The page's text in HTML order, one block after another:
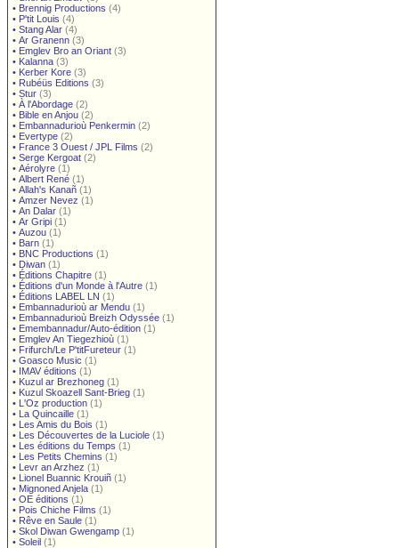
• Brennig Productions (4)
• P'tit Louis (4)
• Stang Alar (4)
• Ar Granenn (3)
• Emglev Bro an Oriant (3)
• Kalanna (3)
• Kerber Kore (3)
• Rubéüs Editions (3)
• Stur (3)
• À l'Abordage (2)
• Bible en Anjou (2)
• Embannadurioù Penkermin (2)
• Evertype (2)
• France 3 Ouest / JPL Films (2)
• Serge Kergoat (2)
• Aérolyre (1)
• Albert René (1)
• Allah's Kanañ (1)
• Amzer Nevez (1)
• An Dalar (1)
• Ar Gripi (1)
• Auzou (1)
• Barn (1)
• BNC Productions (1)
• Diwan (1)
• Éditions Chapitre (1)
• Éditions d'un Monde à l'Autre (1)
• Éditions LABEL LN (1)
• Embannadurioù ar Mendu (1)
• Embannadurioù Breizh Odyssée (1)
• Emembannadur/Auto-édition (1)
• Emglev An Tiegezhioù (1)
• Frifurch/Le P'titFureteur (1)
• Goasco Music (1)
• IMAV éditions (1)
• Kuzul ar Brezhoneg (1)
• Kuzul Skoazell Sant-Brieg (1)
• L'Oz production (1)
• La Quincaille (1)
• Les Amis du Bois (1)
• Les Découvertes de la Luciole (1)
• Les éditions du Temps (1)
• Les Petits Chemins (1)
• Levr an Arzhez (1)
• Lionel Buannic Krouiñ (1)
• Mignoned Anjela (1)
• OE éditions (1)
• Pois Chiche Films (1)
• Rêve en Saule (1)
• Skol Diwan Gwengamp (1)
• Soleil (1)